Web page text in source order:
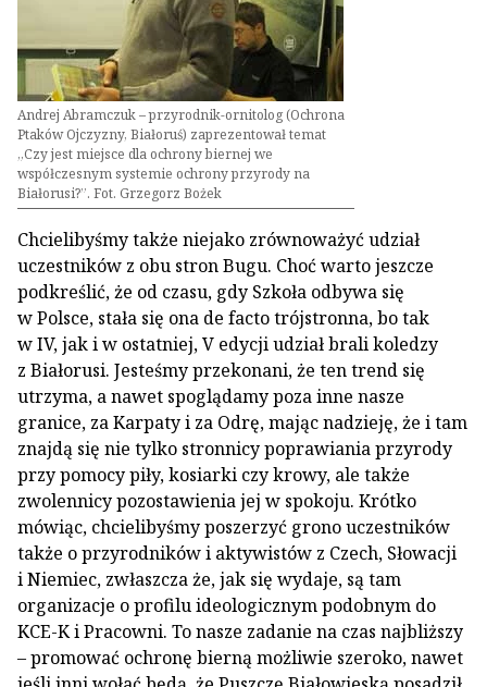
Andrej Abramczuk – przyrodnik-ornitolog (Ochrona
Ptaków Ojczyzny, Białoruś) zaprezentował temat
„Czy jest miejsce dla ochrony biernej we
współczesnym systemie ochrony przyrody na
Białorusi?”. Fot. Grzegorz Bożek
Chcielibyśmy także niejako zrównoważyć udział
uczestników z obu stron Bugu. Choć warto jeszcze
podkreślić, że od czasu, gdy Szkoła odbywa się
w Polsce, stała się ona de facto trójstronna, bo tak
w IV, jak i w ostatniej, V edycji udział brali koledzy
z Białorusi. Jesteśmy przekonani, że ten trend się
utrzyma, a nawet spoglądamy poza inne nasze
granice, za Karpaty i za Odrę, mając nadzieję, że i tam
znajdą się nie tylko stronnicy poprawiania przyrody
przy pomocy piły, kosiarki czy krowy, ale także
zwolennicy pozostawienia jej w spokoju. Krótko
mówiąc, chcielibyśmy poszerzyć grono uczestników
także o przyrodników i aktywistów z Czech, Słowacji
i Niemiec, zwłaszcza że, jak się wydaje, są tam
organizacje o profilu ideologicznym podobnym do
KCE-K i Pracowni. To nasze zadanie na czas najbliższy
– promować ochronę bierną możliwie szeroko, nawet